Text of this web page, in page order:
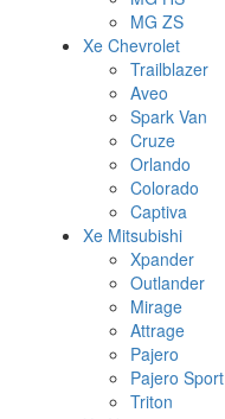
MG ZS
Xe Chevrolet
Trailblazer
Aveo
Spark Van
Cruze
Orlando
Colorado
Captiva
Xe Mitsubishi
Xpander
Outlander
Mirage
Attrage
Pajero
Pajero Sport
Triton